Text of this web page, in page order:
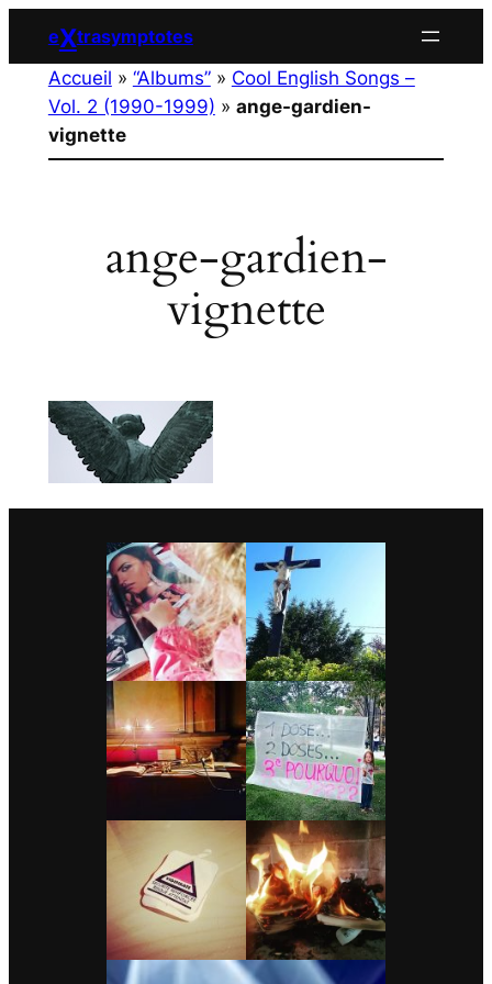
contenu
eXtrasymptotes
Accueil » “Albums”» Cool English Songs –
Vol. 2 (1990-1999) » ange-gardien-
vignette
ange-gardien-
vignette